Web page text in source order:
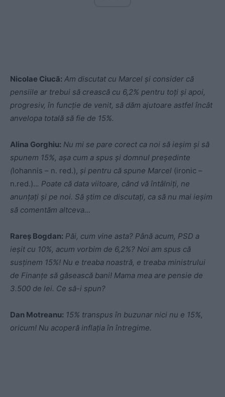
Nicolae Ciucă: Am discutat cu Marcel și consider că
pensiile ar trebui să crească cu 6,2% pentru toți și apoi,
progresiv, în funcție de venit, să dăm ajutoare astfel încât
anvelopa totală să fie de 15%.
Alina Gorghiu: Nu mi se pare corect ca noi să ieșim și să
spunem 15%, așa cum a spus și domnul președinte
(Iohannis – n. red.), și pentru că spune Marcel (ironic –
n.red.)... Poate că data viitoare, când vă întâlniți, ne
anunțați și pe noi. Să știm ce discutați, ca să nu mai ieșim
să comentăm altceva…
Rareș Bogdan: Păi, cum vine asta? Până acum, PSD a
ieșit cu 10%, acum vorbim de 6,2%? Noi am spus că
susținem 15%! Nu e treaba noastră, e treaba ministrului
de Finanțe să găsească bani! Mama mea are pensie de
3.500 de lei. Ce să-i spun?
Dan Motreanu: 15% transpus în buzunar nici nu e 15%,
oricum! Nu acoperă inflația în întregime.